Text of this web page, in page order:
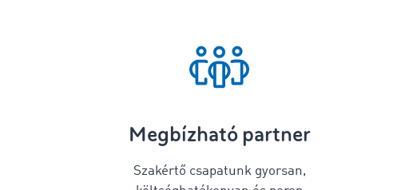
Megbízható partner
Szakértő csapatunk gyorsan,